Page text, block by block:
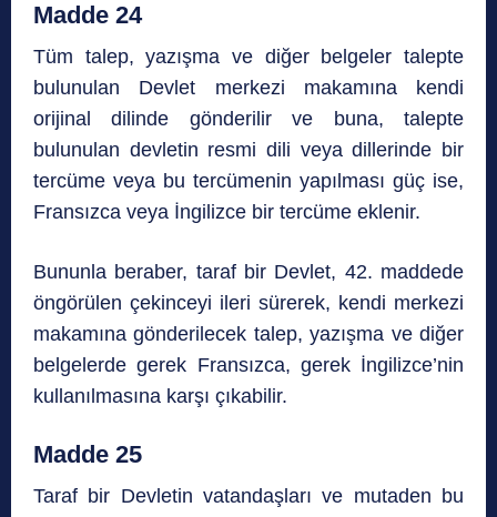
Madde 24
Tüm talep, yazışma ve diğer belgeler talepte
bulunulan Devlet merkezi makamına kendi
orijinal dilinde gönderilir ve buna, talepte
bulunulan devletin resmi dili veya dillerinde bir
tercüme veya bu tercümenin yapılması güç ise,
Fransızca veya İngilizce bir tercüme eklenir.
Bununla beraber, taraf bir Devlet, 42. maddede
öngörülen çekinceyi ileri sürerek, kendi merkezi
makamına gönderilecek talep, yazışma ve diğer
belgelerde gerek Fransızca, gerek İngilizce’nin
kullanılmasına karşı çıkabilir.
Madde 25
Taraf bir Devletin vatandaşları ve mutaden bu